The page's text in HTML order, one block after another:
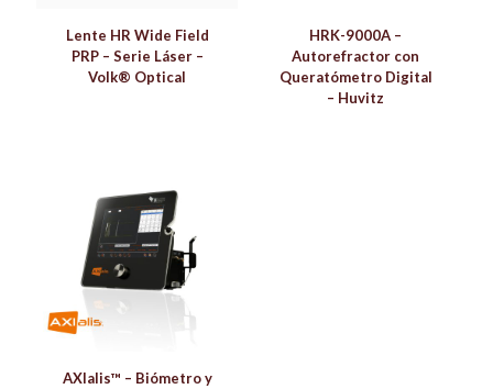
Lente HR Wide Field
PRP – Serie Láser –
Volk® Optical
HRK-9000A –
Autorefractor con
Queratómetro Digital
– Huvitz
AXIalis™ – Biómetro y